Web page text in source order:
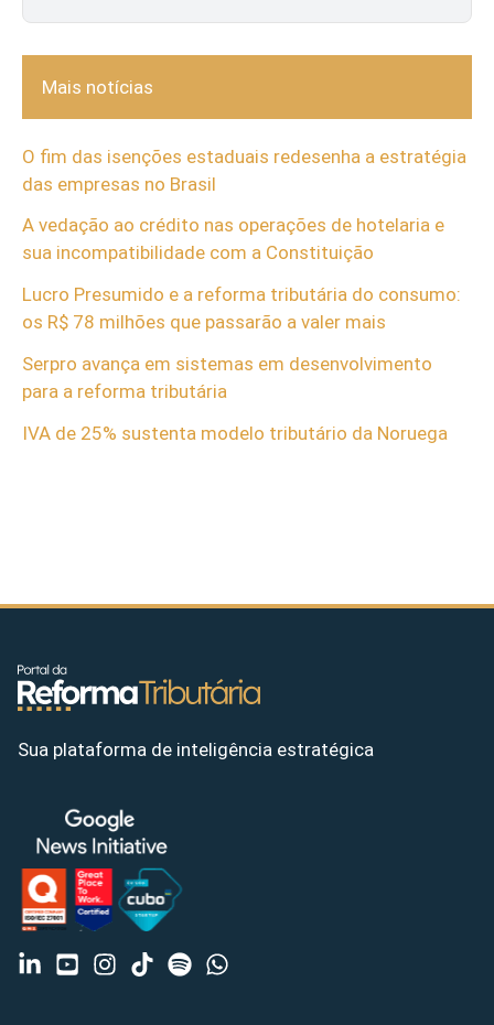
Mais notícias
O fim das isenções estaduais redesenha a estratégia
das empresas no Brasil
A vedação ao crédito nas operações de hotelaria e
sua incompatibilidade com a Constituição
Lucro Presumido e a reforma tributária do consumo:
os R$ 78 milhões que passarão a valer mais
Serpro avança em sistemas em desenvolvimento
para a reforma tributária
IVA de 25% sustenta modelo tributário da Noruega
Sua plataforma de inteligência estratégica